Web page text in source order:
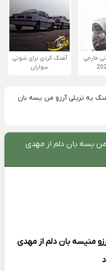
خارجی
آهنگ کردی برای شوتی
سواران
یه تریلی آرزو من یسه بان
من یسه بان دلم از مهدی
منیسه بان دلم ازمهدی